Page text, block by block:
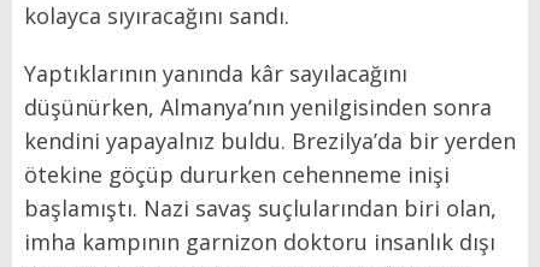
kolayca sıyıracağını sandı.
Yaptıklarının yanında kâr sayılacağını
düşünürken, Almanya’nın yenilgisinden sonra
kendini yapayalnız buldu. Brezilya’da bir yerden
ötekine göçüp dururken cehenneme inişi
başlamıştı. Nazi savaş suçlularından biri olan,
imha kampının garnizon doktoru insanlık dışı